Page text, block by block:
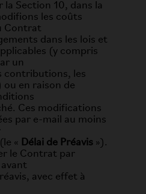
la Section 10, dans la
les coûts
Contrat
dans les lois et
(y compris
un
contributions, les
en raison de
Ces modifications
par e-mail au moins
« Délai de Préavis »).
le Contrat par
avec effet à